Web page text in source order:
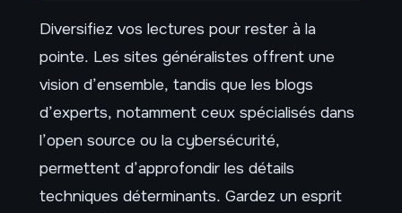
Diversifiez vos lectures pour rester à la
pointe. Les sites généralistes offrent une
vision d’ensemble, tandis que les blogs
d’experts, notamment ceux spécialisés dans
l’open source ou la cybersécurité,
permettent d’approfondir les détails
techniques déterminants. Gardez un esprit